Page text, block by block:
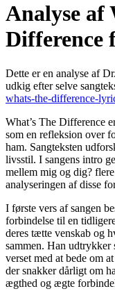
Analyse af
Difference
Dette er en analyse af
udkig efter selve
whats-the-difference-
What’s The Difference
som en refleksion over
ham. Sangteksten
livsstil. I sangens intro
mellem mig og dig?
analyseringen af disse
I første vers af sangen
forbindelse til en
deres tætte venskab og
sammen. Han
verset med at bede om
der snakker dårligt om
ægthed og ægte